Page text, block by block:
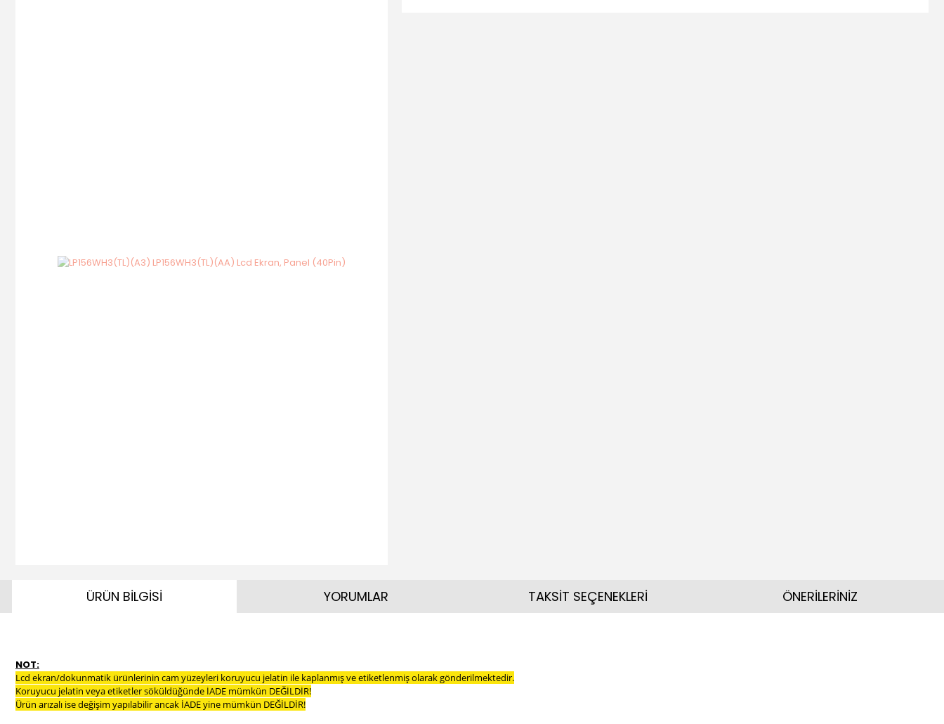
ÜRÜN BİLGİSİ
NOT:
Lcd ekran/dokunmatik ürünlerinin cam yüzeyleri koruyucu jelatin ile kaplanmış ve etiketlenmiş olarak gönderilmektedir.
Koruyucu jelatin veya etiketler söküldüğünde İADE mümkün DEĞİLDİR!
Ürün arızalı ise değişim yapılabilir ancak İADE yine mümkün DEĞİLDİR!
YORUMLAR TAKSİT SEÇENEKLERİ ÖNERİLERİNİZ